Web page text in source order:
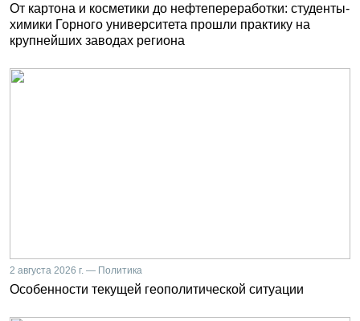
От картона и косметики до нефтепереработки: студенты-
химики Горного университета прошли практику на
крупнейших заводах региона
2 августа 2026 г. — Политика
Особенности текущей геополитической ситуации